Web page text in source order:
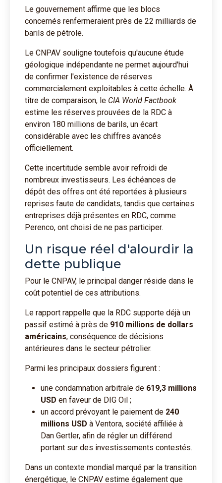
Le gouvernement affirme que les blocs
concernés renfermeraient près de 22 milliards de
barils de pétrole.
Le CNPAV souligne toutefois qu'aucune étude
géologique indépendante ne permet aujourd'hui
de confirmer l'existence de réserves
commercialement exploitables à cette échelle. À
titre de comparaison, le CIA World Factbook
estime les réserves prouvées de la RDC à
environ 180 millions de barils, un écart
considérable avec les chiffres avancés
officiellement.
Cette incertitude semble avoir refroidi de
nombreux investisseurs. Les échéances de
dépôt des offres ont été reportées à plusieurs
reprises faute de candidats, tandis que certaines
entreprises déjà présentes en RDC, comme
Perenco, ont choisi de ne pas participer.
Un risque réel d'alourdir la
dette publique
Pour le CNPAV, le principal danger réside dans le
coût potentiel de ces attributions.
Le rapport rappelle que la RDC supporte déjà un
passif estimé à près de 910 millions de dollars
américains, conséquence de décisions
antérieures dans le secteur pétrolier.
Parmi les principaux dossiers figurent :
une condamnation arbitrale de 619,3 millions
USD en faveur de DIG Oil ;
un accord prévoyant le paiement de 240
millions USD à Ventora, société affiliée à
Dan Gertler, afin de régler un différend
portant sur des investissements contestés.
Dans un contexte mondial marqué par la transition
énergétique, le CNPAV estime également que